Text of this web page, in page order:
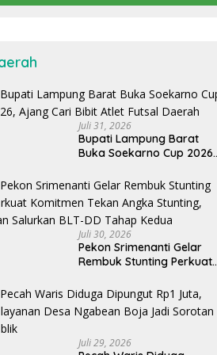
Juli 31, 2026
Bupati Lampung Barat
Buka Soekarno Cup 2026,
Daerah
Juli 30, 2026
Pekon Srimenanti Gelar
Rembuk Stunting Perkuat
Stunting, Dan Salurkan
BLT-DD Tahap Kedua
Juli 29, 2026